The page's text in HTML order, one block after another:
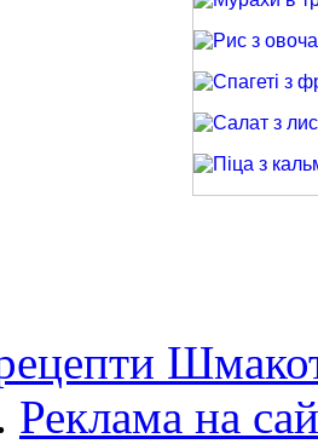
Реклама на